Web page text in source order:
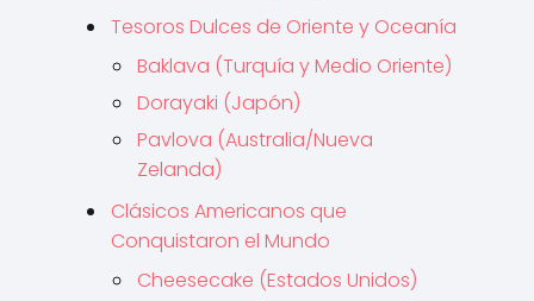
Tesoros Dulces de Oriente y Oceanía
Baklava (Turquía y Medio Oriente)
Dorayaki (Japón)
Pavlova (Australia/Nueva
Zelanda)
Clásicos Americanos que
Conquistaron el Mundo
Cheesecake (Estados Unidos)